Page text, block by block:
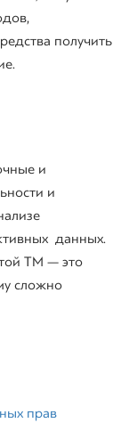
получить
и
и
данных.
ТМ — это
сложно
прав